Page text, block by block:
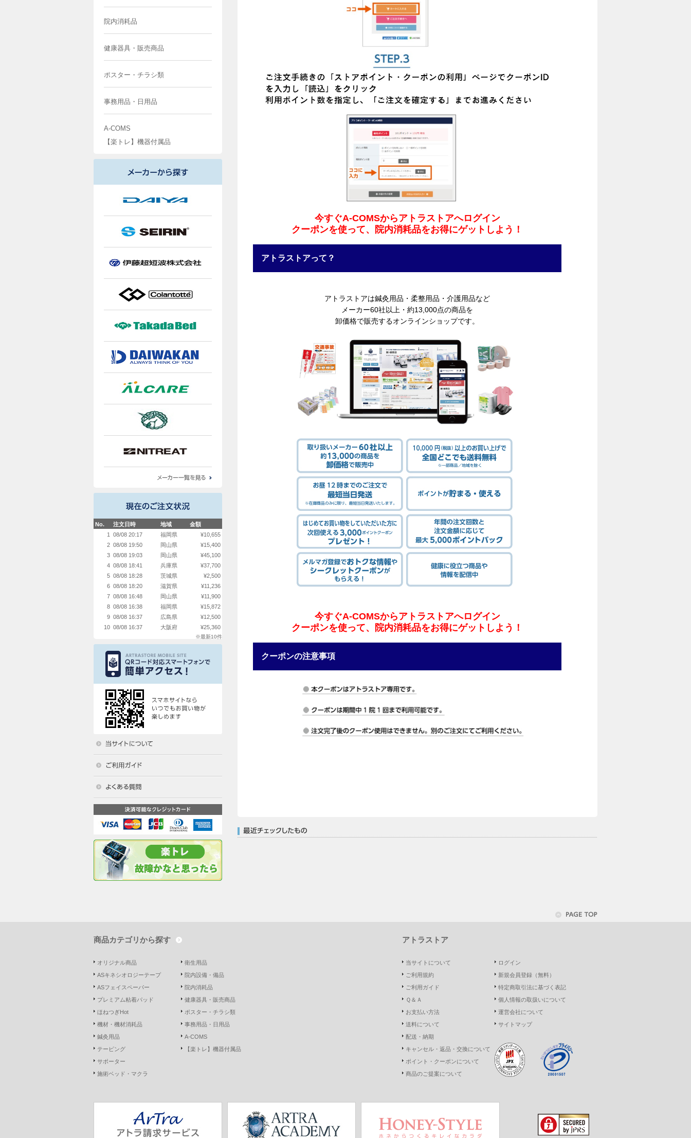
院内消耗品
健康器具・販売商品
ポスター・チラシ類
事務用品・日用品
A-COMS
【楽トレ】機器付属品
No. 注文日時 地域
金額
1
08/08 20:17 福岡県
¥10,655
2 08/08 19:50 岡山県
¥15,400
3 08/08 19:03 岡山県
¥45,100
4 08/08 18:41 兵庫県
¥37,700
5 08/08 18:28 茨城県
¥2,500
6 08/08 18:20 滋賀県
¥11,236
7 08/08 16:48 岡山県
¥11,900
8 08/08 16:38 福岡県
¥15,872
9 08/08 16:37 広島県
¥12,500
10 08/08 16:37 大阪府 ¥25,360
※最新10件
今すぐA-COMSからアトラストアへログイン
クーポンを使って、院内消耗品をお得にゲットしよう！
アトラストアって？
アトラストアは鍼灸用品・柔整用品・介護用品など
メーカー60社以上・約13,000点の商品を
卸価格で販売するオンラインショップです。
今すぐA-COMSからアトラストアへログイン
クーポンを使って、院内消耗品をお得にゲットしよう！
クーポンの注意事項
商品カテゴリから探す
オリジナル商品
ASキネシオロジーテープ
ASフェイスペーパー
プレミアム粘着パッド
ほねつぎHot
機材・機材消耗品
鍼灸用品
テーピング
サポーター
施術ベッド・マクラ
衛生用品
院内設備・備品
院内消耗品
健康器具・販売商品
ポスター・チラシ類
事務用品・日用品
A-COMS
【楽トレ】機器付属品
アトラストア
当サイトについて
ご利用規約
ご利用ガイド
Ｑ＆Ａ
お支払い方法
送料について
配送・納期
キャンセル・返品・交換について
ポイント・クーポンについて
商品のご提案について
ログイン
新規会員登録（無料）
特定商取引法に基づく表記
個人情報の取扱いについて
運営会社について
サイトマップ